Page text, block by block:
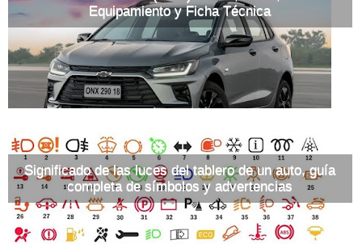
Equipamiento y Ficha Técnica
Significado de las luces del tablero de un auto, guía
completa de símbolos y advertencias